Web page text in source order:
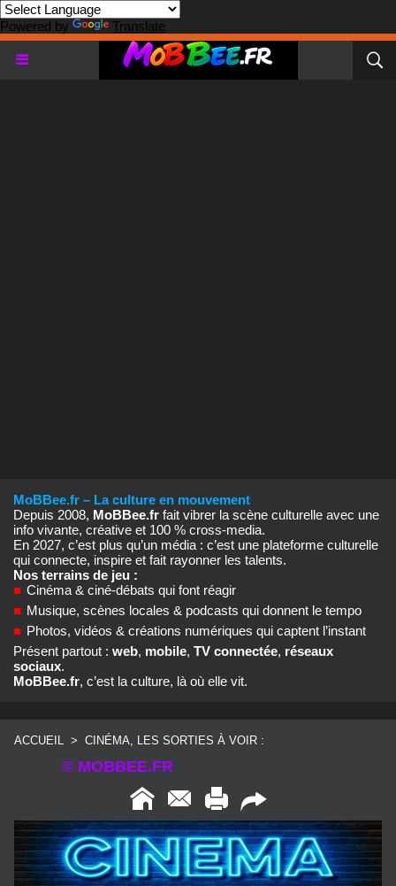
Powered by Translate
MoBBee.fr – La culture en mouvement
Depuis 2008, MoBBee.fr fait vibrer la scène culturelle avec une
info vivante, créative et 100 % cross‑media.
En 2027, c’est plus qu’un média : c’est une plateforme culturelle
qui connecte, inspire et fait rayonner les talents.
Nos terrains de jeu :
■ Cinéma & ciné‑débats qui font réagir
■ Musique, scènes locales & podcasts qui donnent le tempo
■ Photos, vidéos & créations numériques qui captent l’instant
Présent partout : web, mobile, TV connectée, réseaux
sociaux.
MoBBee.fr, c’est la culture, là où elle vit.
ACCUEIL > CINÉMA, LES SORTIES À VOIR :
© MOBBEE.FR